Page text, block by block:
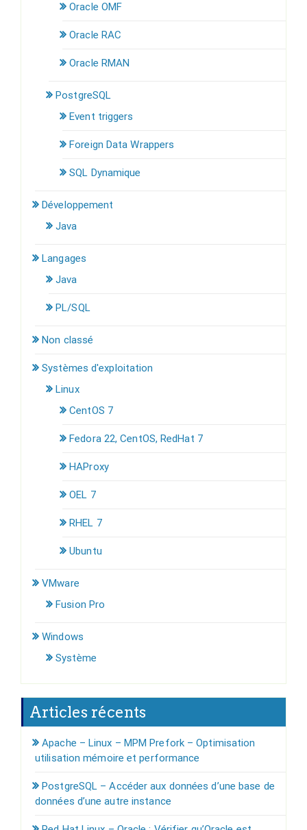
Oracle OMF
Oracle RAC
Oracle RMAN
PostgreSQL
Event triggers
Foreign Data Wrappers
SQL Dynamique
Développement
Java
Langages
Java
PL/SQL
Non classé
Systèmes d'exploitation
Linux
CentOS 7
Fedora 22, CentOS, RedHat 7
HAProxy
OEL 7
RHEL 7
Ubuntu
VMware
Fusion Pro
Windows
Système
Articles récents
Apache – Linux – MPM Prefork – Optimisation
utilisation mémoire et performance
PostgreSQL – Accéder aux données d’une base de
données d’une autre instance